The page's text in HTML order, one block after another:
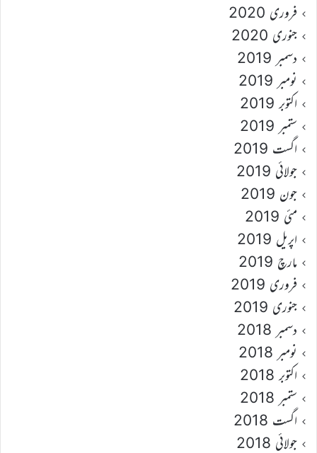
فروری 2020
جنوری 2020
دسمبر 2019
نومبر 2019
اکتوبر 2019
ستمبر 2019
اگست 2019
جولائی 2019
جون 2019
مئی 2019
اپریل 2019
مارچ 2019
فروری 2019
جنوری 2019
دسمبر 2018
نومبر 2018
اکتوبر 2018
ستمبر 2018
اگست 2018
جولائی 2018